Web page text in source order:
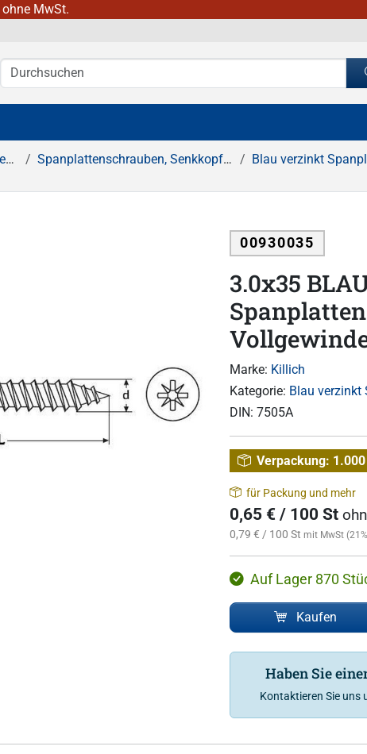
MwSt.
Spanplattenschrauben, Senkkopf, Pozidrive Kreuzschlitz Blau verzinkt
00930035
3.0x35
Marke: Killich
Kategorie: Blau verzinkt
DIN: 7505A
Verpackung:
für Packung und mehr
0,65 € / 100 St
0,79 € / 100 St mit MwSt
Auf Lager 870
Kaufen
Haben Sie
Kontaktieren Sie uns